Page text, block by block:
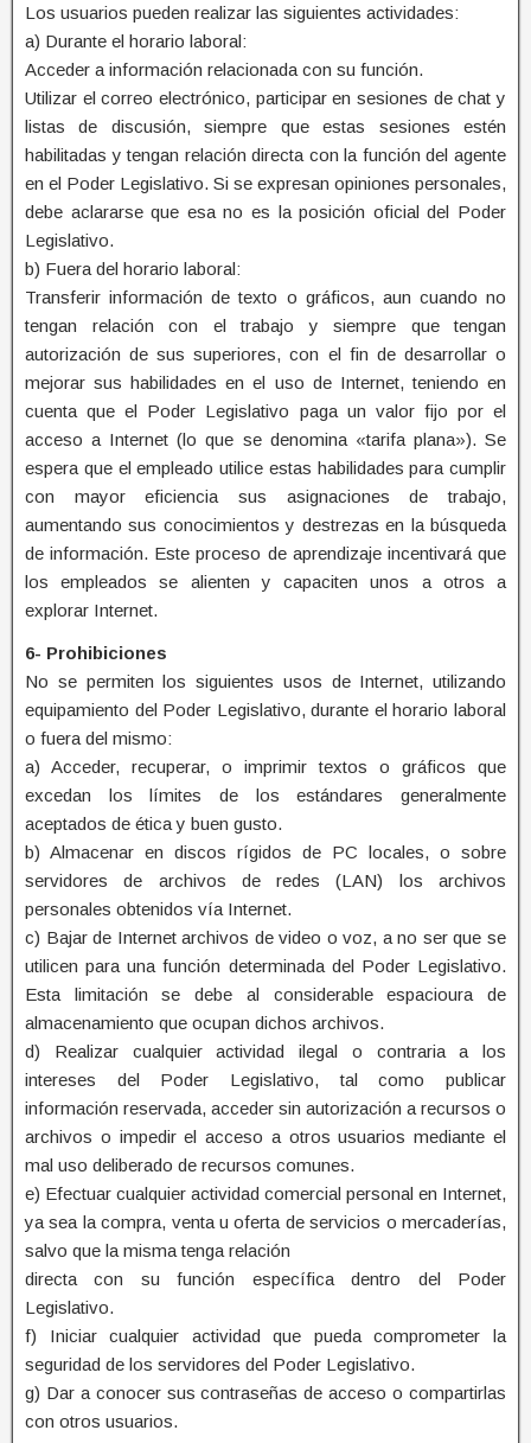
Los usuarios pueden realizar las siguientes actividades:
a) Durante el horario laboral:
Acceder a información relacionada con su función.
Utilizar el correo electrónico, participar en sesiones de chat y
listas de discusión, siempre que estas sesiones estén
habilitadas y tengan relación directa con la función del agente
en el Poder Legislativo. Si se expresan opiniones personales,
debe aclararse que esa no es la posición oficial del Poder
Legislativo.
b) Fuera del horario laboral:
Transferir información de texto o gráficos, aun cuando no
tengan relación con el trabajo y siempre que tengan
autorización de sus superiores, con el fin de desarrollar o
mejorar sus habilidades en el uso de Internet, teniendo en
cuenta que el Poder Legislativo paga un valor fijo por el
acceso a Internet (lo que se denomina «tarifa plana»). Se
espera que el empleado utilice estas habilidades para cumplir
con mayor eficiencia sus asignaciones de trabajo,
aumentando sus conocimientos y destrezas en la búsqueda
de información. Este proceso de aprendizaje incentivará que
los empleados se alienten y capaciten unos a otros a
explorar Internet.
6- Prohibiciones
No se permiten los siguientes usos de Internet, utilizando
equipamiento del Poder Legislativo, durante el horario laboral
o fuera del mismo:
a) Acceder, recuperar, o imprimir textos o gráficos que
excedan los límites de los estándares generalmente
aceptados de ética y buen gusto.
b) Almacenar en discos rígidos de PC locales, o sobre
servidores de archivos de redes (LAN) los archivos
personales obtenidos vía Internet.
c) Bajar de Internet archivos de video o voz, a no ser que se
utilicen para una función determinada del Poder Legislativo.
Esta limitación se debe al considerable espacioura de
almacenamiento que ocupan dichos archivos.
d) Realizar cualquier actividad ilegal o contraria a los
intereses del Poder Legislativo, tal como publicar
información reservada, acceder sin autorización a recursos o
archivos o impedir el acceso a otros usuarios mediante el
mal uso deliberado de recursos comunes.
e) Efectuar cualquier actividad comercial personal en Internet,
ya sea la compra, venta u oferta de servicios o mercaderías,
salvo que la misma tenga relación
directa con su función específica dentro del Poder
Legislativo.
f) Iniciar cualquier actividad que pueda comprometer la
seguridad de los servidores del Poder Legislativo.
g) Dar a conocer sus contraseñas de acceso o compartirlas
con otros usuarios.